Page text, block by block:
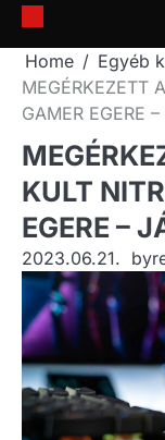
Skip
content
Home
Egyéb
MEGÉRKEZETT
GAMER EGERE
KULT
EGERE –
2023.06.21. by